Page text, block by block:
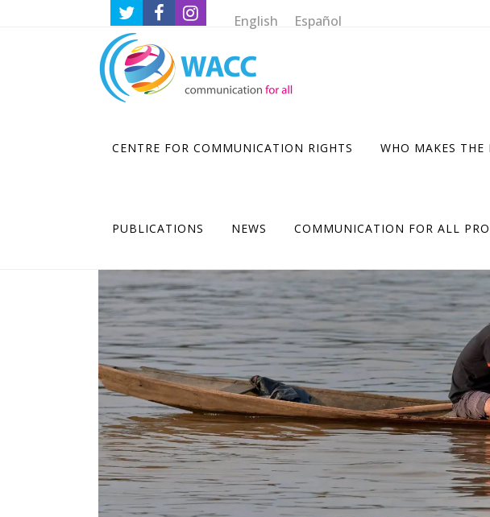
English Español
CENTRE FOR COMMUNICATION RIGHTS WHO MAKES THE
PUBLICATIONS NEWS COMMUNICATION FOR ALL